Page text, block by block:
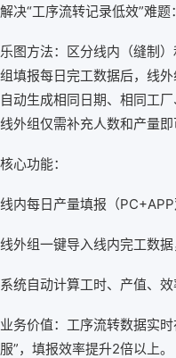
解决“工序流转记录低效”难
乐图方法：区分线内（缝制
组填报每日完工数据后，线
自动生成相同日期、相同工
线外组仅需补充人数和产量即
核心功能：
线内每日产量填报（PC+APP
线外组一键导入线内完工数
系统自动计算工时、产值、
业务价值：工序流转数据实
服”，填报效率提升2倍以上。